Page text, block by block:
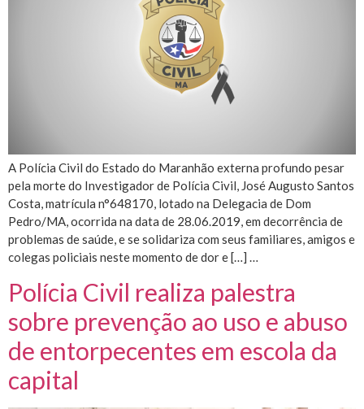
A Polícia Civil do Estado do Maranhão externa profundo pesar
pela morte do Investigador de Polícia Civil, José Augusto Santos
Costa, matrícula n°648170, lotado na Delegacia de Dom
Pedro/MA, ocorrida na data de 28.06.2019, em decorrência de
problemas de saúde, e se solidariza com seus familiares, amigos e
colegas policiais neste momento de dor e […] …
Polícia Civil realiza palestra
sobre prevenção ao uso e abuso
de entorpecentes em escola da
capital